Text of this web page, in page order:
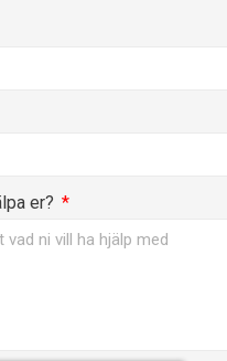
er?